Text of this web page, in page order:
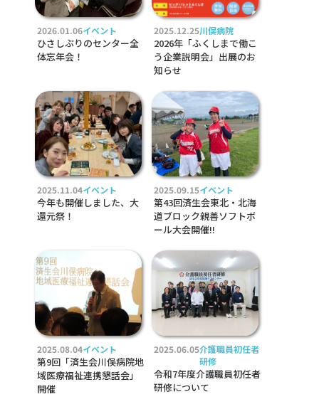
2026.01.06イベント
ひさしぶりのセンター全
体忘年会！
2025.12.25川俣病院
2026年「ふくしまで働こ
う企業説明会」出展のお
知らせ
2025.11.04イベント
今年も開催しました、大
還元祭！
2025.09.15イベント
第43回済生会東北・北海
道ブロック親善ソフトボ
ール大会開催!!
2025.08.04イベント
第9回「済生会川俣病院地
域医療福祉連携懇話会」
開催
2025.06.05介護職員初任者
研修
令和7年度介護職員初任者
研修について